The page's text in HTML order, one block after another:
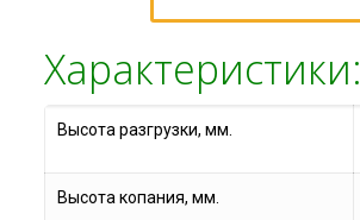
Характеристики:
Высота разгрузки, мм.
Высота копания, мм.